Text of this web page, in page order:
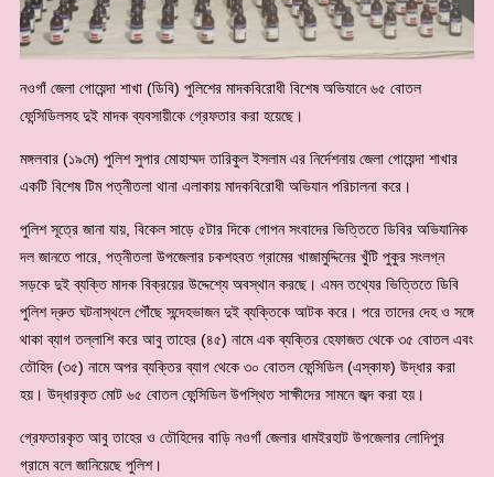
নওগাঁ জেলা গোয়েন্দা শাখা (ডিবি) পুলিশের মাদকবিরোধী বিশেষ অভিযানে ৬৫ বোতল
ফেন্সিডিলসহ দুই মাদক ব্যবসায়ীকে গ্রেফতার করা হয়েছে।
মঙ্গলবার (১৯মে) পুলিশ সুপার মোহাম্মদ তারিকুল ইসলাম এর নির্দেশনায় জেলা গোয়েন্দা শাখার
একটি বিশেষ টিম পত্নীতলা থানা এলাকায় মাদকবিরোধী অভিযান পরিচালনা করে।
পুলিশ সূত্রে জানা যায়, বিকেল সাড়ে ৫টার দিকে গোপন সংবাদের ভিত্তিতে ডিবির অভিযানিক
দল জানতে পারে, পত্নীতলা উপজেলার চকশহবত গ্রামের খাজামুদ্দিনের খুঁটি পুকুর সংলগ্ন
সড়কে দুই ব্যক্তি মাদক বিক্রয়ের উদ্দেশ্যে অবস্থান করছে। এমন তথ্যের ভিত্তিতে ডিবি
পুলিশ দ্রুত ঘটনাস্থলে পৌঁছে সন্দেহভাজন দুই ব্যক্তিকে আটক করে। পরে তাদের দেহ ও সঙ্গে
থাকা ব্যাগ তল্লাশি করে আবু তাহের (৪৫) নামে এক ব্যক্তির হেফাজত থেকে ৩৫ বোতল এবং
তৌহিদ (৩৫) নামে অপর ব্যক্তির ব্যাগ থেকে ৩০ বোতল ফেন্সিডিল (এস্কাফ) উদ্ধার করা
হয়। উদ্ধারকৃত মোট ৬৫ বোতল ফেন্সিডিল উপস্থিত সাক্ষীদের সামনে জব্দ করা হয়।
গ্রেফতারকৃত আবু তাহের ও তৌহিদের বাড়ি নওগাঁ জেলার ধামইরহাট উপজেলার লোদিপুর
গ্রামে বলে জানিয়েছে পুলিশ।